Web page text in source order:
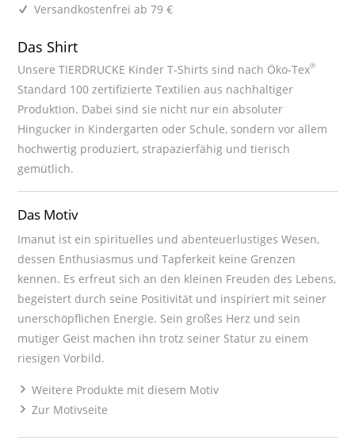
Versandkostenfrei ab 79 €
Das Shirt
Unsere TIERDRUCKE Kinder T-Shirts sind nach Öko-Tex®
Standard 100 zertifizierte Textilien aus nachhaltiger
Produktion. Dabei sind sie nicht nur ein absoluter
Hingucker in Kindergarten oder Schule, sondern vor allem
hochwertig produziert, strapazierfähig und tierisch
gemütlich.
Das Motiv
Imanut ist ein spirituelles und abenteuerlustiges Wesen,
dessen Enthusiasmus und Tapferkeit keine Grenzen
kennen. Es erfreut sich an den kleinen Freuden des Lebens,
begeistert durch seine Positivität und inspiriert mit seiner
unerschöpflichen Energie. Sein großes Herz und sein
mutiger Geist machen ihn trotz seiner Statur zu einem
riesigen Vorbild.
Weitere Produkte mit diesem Motiv
Zur Motivseite